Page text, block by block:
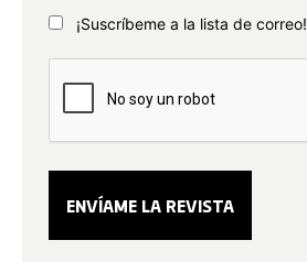
¡Suscríbeme a la lista de correo!